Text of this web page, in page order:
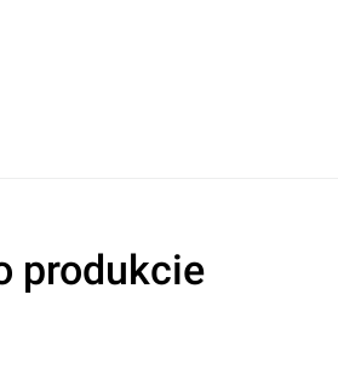
produkcie